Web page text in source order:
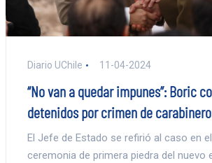
Diario UChile 11-04-2024
“No van a quedar impunes”: Boric
detenidos por crimen de carabinero
El Jefe de Estado se refirió al caso en
ceremonia de primera piedra del nuevo